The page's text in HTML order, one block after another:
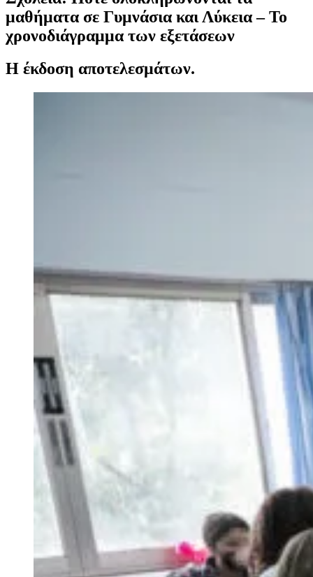
μαθήματα σε Γυμνάσια και Λύκεια – Το
χρονοδιάγραμμα των εξετάσεων
Η έκδοση αποτελεσμάτων.